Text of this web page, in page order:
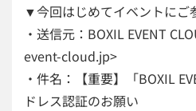
▼今回はじめてイベントに
・送信元：BOXIL EVENT
event-cloud.jp>
・件名：【重要】「BOXIL
ドレス認証のお願い